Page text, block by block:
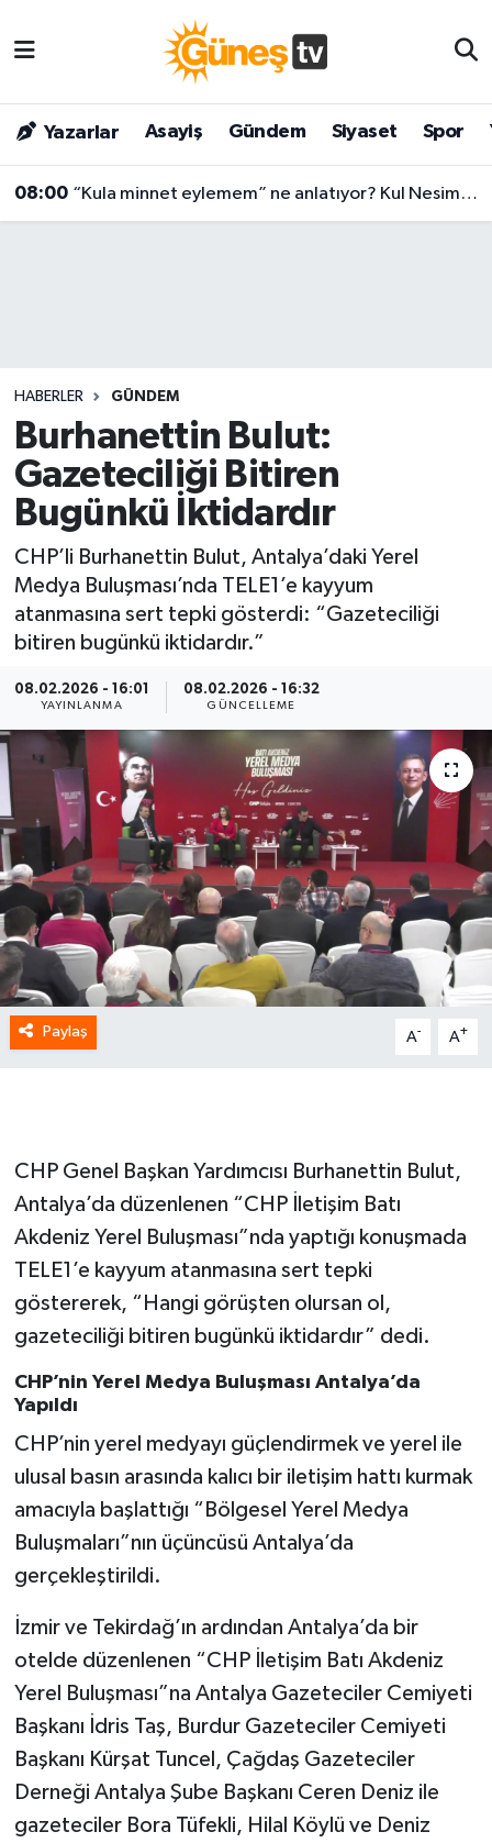
Yazarlar Asayiş Gündem Siyaset Spor
08:00 “Kula minnet eylemem” ne anlatıyor? Kul Nesimi’nin yüzyılları aşan mesajı
HABERLER GÜNDEM
Burhanettin Bulut:
Gazeteciliği Bitiren
Bugünkü İktidardır
CHP’li Burhanettin Bulut, Antalya’daki Yerel
Medya Buluşması’nda TELE1’e kayyum
atanmasına sert tepki gösterdi: “Gazeteciliği
bitiren bugünkü iktidardır.”
08.02.2026 - 16:01
YAYINLANMA
08.02.2026 - 16:32
GÜNCELLEME
Paylaş A- A+
CHP Genel Başkan Yardımcısı Burhanettin Bulut,
Antalya’da düzenlenen “CHP İletişim Batı
Akdeniz Yerel Buluşması”nda yaptığı konuşmada
TELE1’e kayyum atanmasına sert tepki
göstererek, “Hangi görüşten olursan ol,
gazeteciliği bitiren bugünkü iktidardır” dedi.
CHP’nin Yerel Medya Buluşması Antalya’da
Yapıldı
CHP’nin yerel medyayı güçlendirmek ve yerel ile
ulusal basın arasında kalıcı bir iletişim hattı kurmak
amacıyla başlattığı “Bölgesel Yerel Medya
Buluşmaları”nın üçüncüsü Antalya’da
gerçekleştirildi.
İzmir ve Tekirdağ’ın ardından Antalya’da bir
otelde düzenlenen “CHP İletişim Batı Akdeniz
Yerel Buluşması”na Antalya Gazeteciler Cemiyeti
Başkanı İdris Taş, Burdur Gazeteciler Cemiyeti
Başkanı Kürşat Tuncel, Çağdaş Gazeteciler
Derneği Antalya Şube Başkanı Ceren Deniz ile
gazeteciler Bora Tüfekli, Hilal Köylü ve Deniz
Bilim & Teknoloji
Dünya
Magazin
Siyaset
Spor
Yaşam
Malatya Nöbetçi Eczaneler
Malatya Hava Durumu
Malatya Namaz Vakitleri
Son Dakika Haberleri
Haber Arşivi